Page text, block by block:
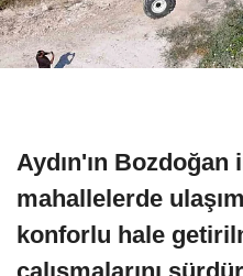
Aydın'ın Bozdoğan
mahallelerde
konforlu hale